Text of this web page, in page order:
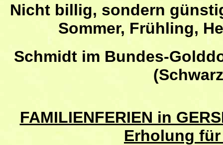
Nicht billig, sondern
Sommer, Frühling,
Schmidt im Bundes-
FAMILIENFERIEN in
Erholung